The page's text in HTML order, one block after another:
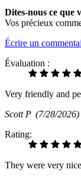
Dites-nous ce que
Vos précieux
Écrire un
Évaluation :
Very friendly and
Scott P (7/28/2026)
Rating:
They were very